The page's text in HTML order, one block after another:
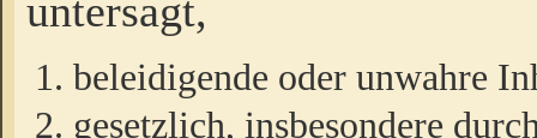
untersagt,
beleidigende oder unwahre
gesetzlich, insbesondere